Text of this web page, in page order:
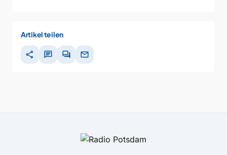
Artikel teilen
share chat forum mail